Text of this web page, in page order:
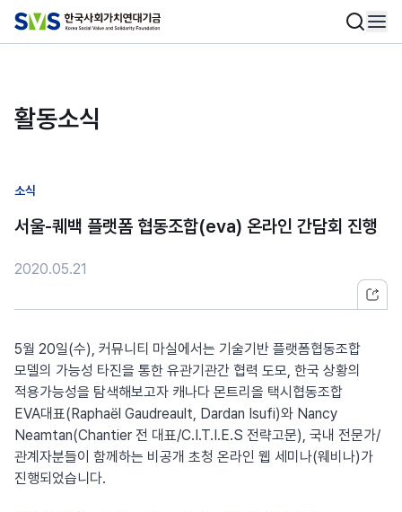
활동소식
소식
서울-퀘백 플랫폼 협동조합(eva) 온라인 간담회 진행
2020.05.21
5월 20일(수), 커뮤니티 마실에서는 기술기반 플랫폼협동조합
모델의 가능성 타진을 통한 유관기관간 협력 도모, 한국 상황의
적용가능성을 탐색해보고자 캐나다 몬트리올 택시협동조합
EVA대표(Raphaël Gaudreault, Dardan Isufi)와 Nancy
Neamtan(Chantier 전 대표/C.I.T.I.E.S 전략고문), 국내 전문가/
관계자분들이 함께하는 비공개 초청 온라인 웹 세미나(웨비나)가
진행되었습니다.